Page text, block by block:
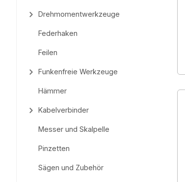
Drehmomentwerkzeuge
Federhaken
Feilen
Funkenfreie Werkzeuge
Hämmer
Kabelverbinder
Messer und Skalpelle
Pinzetten
Sägen und Zubehör